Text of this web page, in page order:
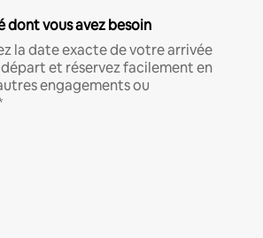
dont vous avez besoin
la date exacte de votre arrivée
et réservez facilement en
engagements ou